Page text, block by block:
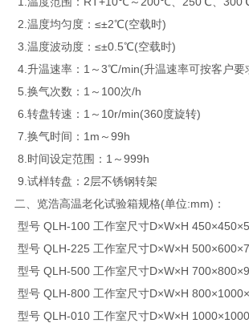
2.温度均匀度：≤±2℃(空载时)
3.温度波动度：≤±0.5℃(空载时)
4.升温速率：1～3℃/min(升温速率可按客户要
5.换气次数：1～100次/h
6.转盘转速：1～10r/min(360度旋转)
7.换气时间：1m～99h
8.时间设定范围：1～999h
9.试样转盘：2层不锈钢转架
二、览浩高温老化试验箱规格(单位:mm)：
型号 QLH-100 工作室尺寸D×W×H
型号 QLH-225 工作室尺寸D×W×H
型号 QLH-500 工作室尺寸D×W×H
型号 QLH-800 工作室尺寸D×W×H
型号 QLH-010 工作室尺寸D×W×H